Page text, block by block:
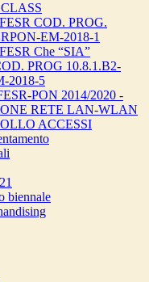
COD. PROG.
EM-2018-1
Che “SIA”
PROG 10.8.1.B2-
2018-5
PON 2014/2020 -
RETE LAN-WLAN
ACCESSI
biennale